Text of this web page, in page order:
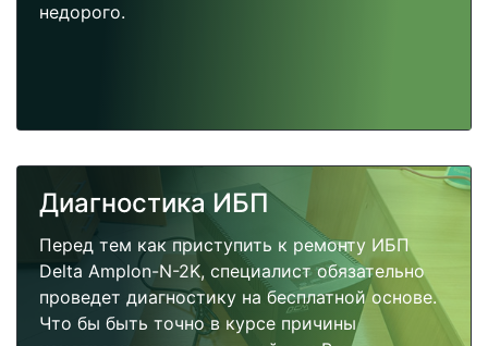
недорого.
Диагностика ИБП
Перед тем как приступить к ремонту ИБП
Delta Amplon-N-2K, специалист обязательно
проведет диагностику на бесплатной основе.
Что бы быть точно в курсе причины